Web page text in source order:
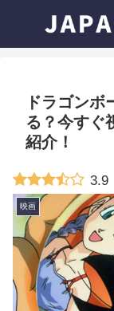
ドラゴン
る？今すぐ
紹介！
3.9
映画